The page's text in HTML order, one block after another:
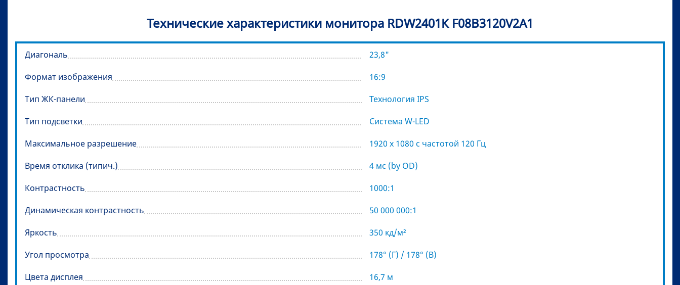
Технические характеристики монитора RDW2401К F08B3120V2A1
Диагональ
23,8"
Формат изображения
16:9
Тип ЖК-панели
Технология IPS
Тип подсветки
Система W-LED
Максимальное разрешение
1920 x 1080 с частотой 120 Гц
Время отклика (типич.)
4 мс (by OD)
Контрастность
1000:1
Динамическая контрастность
50 000 000:1
Яркость
350 кд/м²
Угол просмотра
178° (Г) / 178° (В)
Цвета дисплея
16,7 м